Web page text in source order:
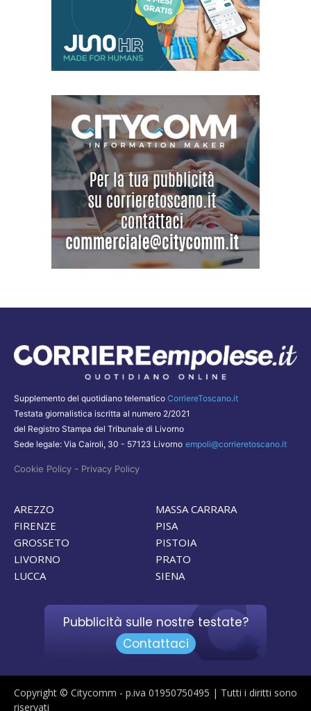
Supplemento del quotidiano telematico CorriereToscano.it
Testata giornalistica iscritta al numero 2/2021
del Registro Stampa del Tribunale di Livorno
Sede legale: Via Cairoli, 30 - 57123 Livorno empoli@corrieretoscano.it
Cookie Policy - Privacy Policy
AREZZO
FIRENZE
GROSSETO
LIVORNO
LUCCA
MASSA CARRARA
PISA
PISTOIA
PRATO
SIENA
Pubblicità sulle nostre testate?
Contattaci
Copyright © Citycomm - p.iva 01950750495 | Tutti i diritti sono
riservati